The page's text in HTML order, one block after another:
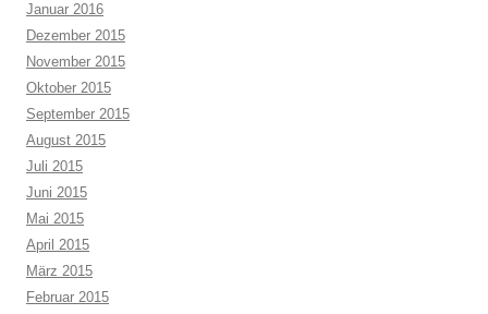
Januar 2016
Dezember 2015
November 2015
Oktober 2015
September 2015
August 2015
Juli 2015
Juni 2015
Mai 2015
April 2015
März 2015
Februar 2015